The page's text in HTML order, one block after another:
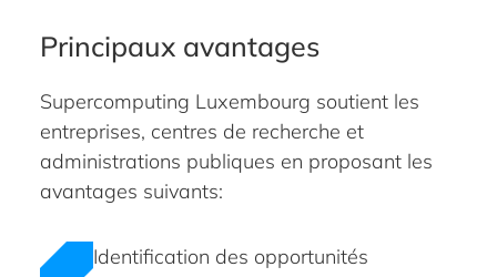
Principaux avantages
Supercomputing Luxembourg soutient les
entreprises, centres de recherche et
administrations publiques en proposant les
avantages suivants:
Identification des opportunités